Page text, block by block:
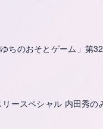
ちのおそとゲーム」第
リースペシャル 内田秀